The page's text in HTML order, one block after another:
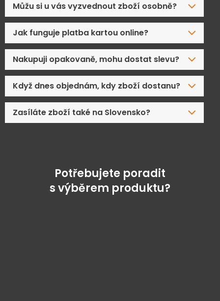
Můžu si u vás vyzvednout zboží osobně?
Jak funguje platba kartou online?
Nakupuji opakovaně, mohu dostat slevu?
Když dnes objednám, kdy zboží dostanu?
Zasíláte zboží také na Slovensko?
Potřebujete poradit
s výběrem produktu?